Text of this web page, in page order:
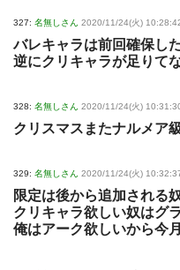
327: 名無しさん 2020/11/24(火)
バレキャラは前回確保し
逆にクリキャラが足りて
328: 名無しさん 2020/11/24(火)
クリスマスまたナルメア
329: 名無しさん 2020/11/24(火)
限定は後から追加される
クリキャラ欲しい奴はグ
俺はアーク欲しいから今